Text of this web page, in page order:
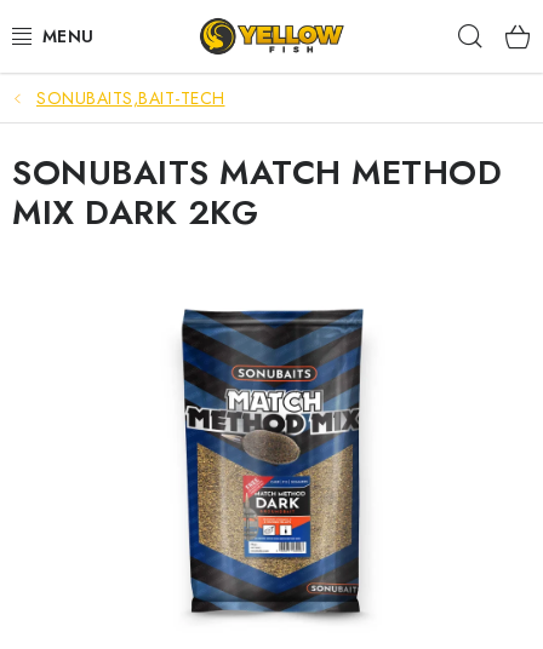
na
NOVINKY 2026
LETNÉ ZĽAVY
HALDORADO
KRMIVÁ,NÁSTRAHY
BIŽUTERIA-DOPLNKY
SONUBAITS,BAIT-TECH
SONUBAITS MATCH METHOD
MIX DARK 2KG